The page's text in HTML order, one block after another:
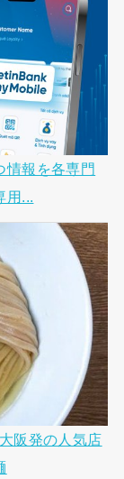
情報を各専門
用...
阪発の人気店